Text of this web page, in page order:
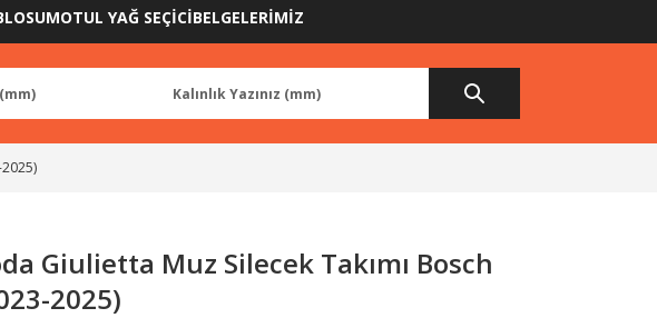
MOTUL YAĞ SEÇİCİBELGELERİMİZ
Giulietta Muz Silecek Takımı Bosch
2025)